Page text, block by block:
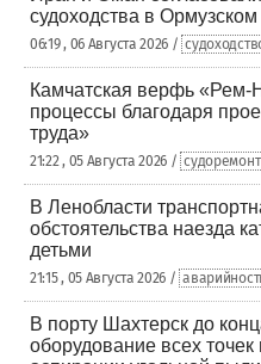
судоходства в
06:19 , 06 Августа 2026 /
Камчатская верфь
процессы благодаря
труда»
21:22 , 05 Августа 2026 / судоремонт
В Ленобласти
обстоятельства наезда
детьми
21:15 , 05 Августа 2026 /
В порту Шахтерск до
оборудование всех